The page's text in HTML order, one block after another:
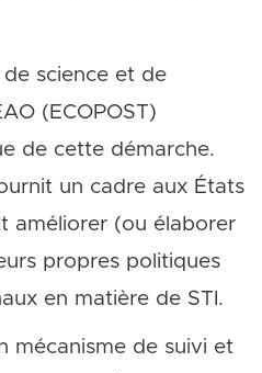
science et de
(ECOPOST)
de cette démarche.
un cadre aux États
améliorer (ou élaborer
propres politiques
en matière de STI.
mécanisme de suivi et